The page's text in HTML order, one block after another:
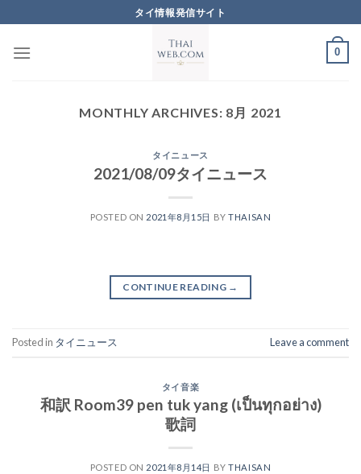
to
content
タイ情報発信サイト
0
MONTHLY ARCHIVES: 8月 2021
タイニュース
2021/08/09タイニュース
POSTED ON 2021年8月15日 BYTHAISAN
CONTINUE READING →
Posted in タイニュース Leave a comment
タイ音楽
和訳 Room39 pen tuk yang (เป็นทุกอย่าง)
歌詞
POSTED ON 2021年8月14日 BYTHAISAN